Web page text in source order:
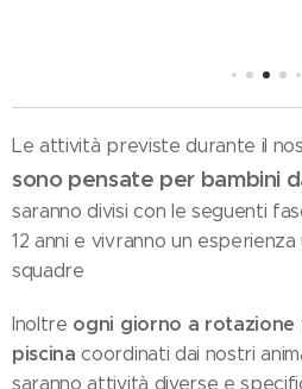
Le attività previste durante il
sono pensate per bambini
saranno divisi con le seguenti
12 anni e vivranno un
squadre🏄
Inoltre ogni giorno a rotazione
piscina coordinati dai nostri
saranno attività diverse e